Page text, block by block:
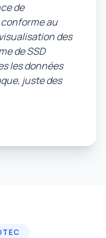
de
au
des
de SSD
les données
juste des